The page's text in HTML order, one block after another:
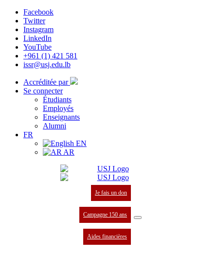
Facebook
Twitter
Instagram
LinkedIn
YouTube
+961 (1) 421 581
issr@usj.edu.lb
Accréditée par
Se connecter
Étudiants
Employés
Enseignants
Alumni
FR
EN
AR
Je fais un don
Campagne 150 ans
Aides financières